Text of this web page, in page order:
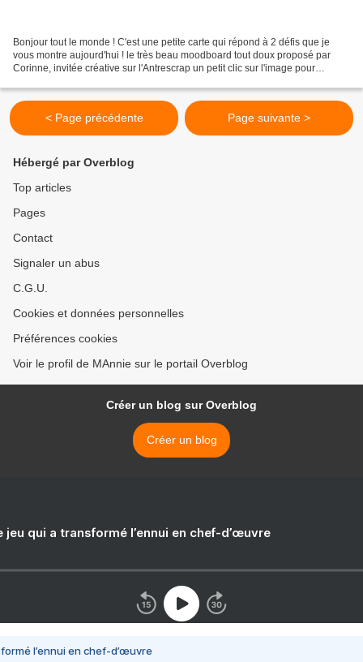
Bonjour tout le monde ! C'est une petite carte qui répond à 2 défis que je
vous montre aujourd'hui ! le très beau moodboard tout doux proposé par
Corinne, invitée créative sur l'Antrescrap un petit clic sur l'image pour
< Page précédente Page suivante >
Hébergé par Overblog
Top articles
Pages
Contact
Signaler un abus
C.G.U.
Cookies et données personnelles
Préférences cookies
Voir le profil de MAnnie sur le portail Overblog
Créer un blog sur Overblog
Créer un blog
jeu qui a transformé l’ennui en chef-d’œuvre
l’ennui en chef-d’œuvre